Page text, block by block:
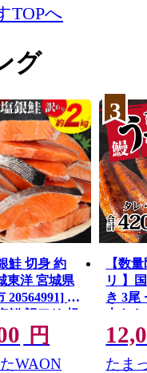
TOPへ
グ
鮭 切身 約
東洋 宮城県
20564991] 鮭
鮮 訳アリ 規
い さけ サケ
ャケ 切り身
用 おかず 弁
円
WAON
3
【数
リ 】
き 3尾
大き
レ・
鰻 ふ
な重
たま